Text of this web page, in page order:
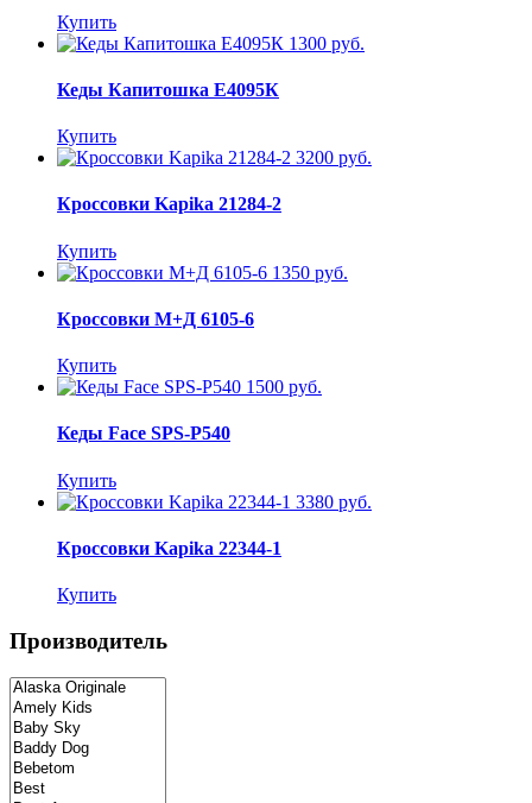
Купить
1300 руб.
Кеды Капитошка E4095К
Купить
3200 руб.
Кроссовки Kapika 21284-2
Купить
1350 руб.
Кроссовки М+Д 6105-6
Купить
1500 руб.
Кеды Face SPS-P540
Купить
3380 руб.
Кроссовки Kapika 22344-1
Купить
Производитель